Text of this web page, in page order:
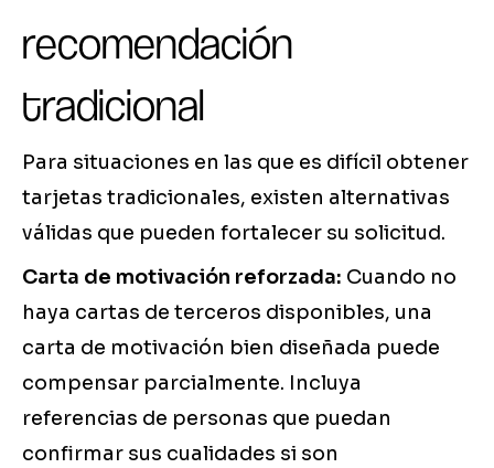
recomendación
tradicional
Para situaciones en las que es difícil obtener
tarjetas tradicionales, existen alternativas
válidas que pueden fortalecer su solicitud.
Carta de motivación reforzada: Cuando no
haya cartas de terceros disponibles, una
carta de motivación bien diseñada puede
compensar parcialmente. Incluya
referencias de personas que puedan
confirmar sus cualidades si son